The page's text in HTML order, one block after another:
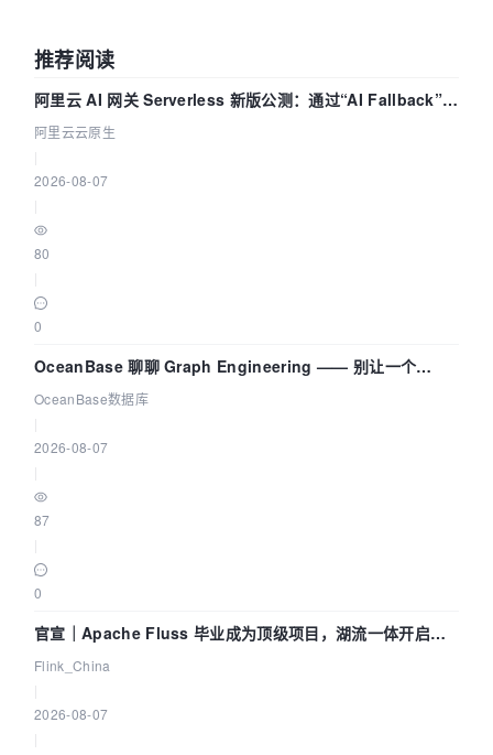
推荐阅读
阿里云 AI 网关 Serverless 新版公测：通过“AI Fallback”与
拓扑可视化构建 AI 流量治理底座
阿里云云原生
2026-08-07
80
0
OceanBase 聊聊 Graph Engineering —— 别让一个
Agent 既当运动员又
OceanBase数据库
2026-08-07
87
0
官宣｜Apache Fluss 毕业成为顶级项目，湖流一体开启
Agentic Lake 全面实时化时代
Flink_China
2026-08-07